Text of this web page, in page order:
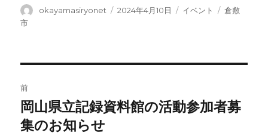
it c
o
k
e
e
投
okayamasiryonet
投
2024年4月10日
カ
イベント
タ
倉敷
市
稿
ナ
前
前
の
岡山県立記録資料館の活動参加者募
集のお知らせ